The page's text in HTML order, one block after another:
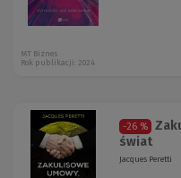
MT Biznes
Rok publikacji: 2024
-26 %
świat
Jacques Peretti